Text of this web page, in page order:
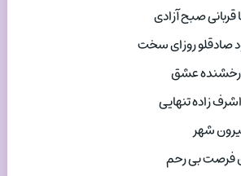
صبح آزادی
صادقلو روزای سخت
عشق
زاده تنهایی
فرصت بی رحم